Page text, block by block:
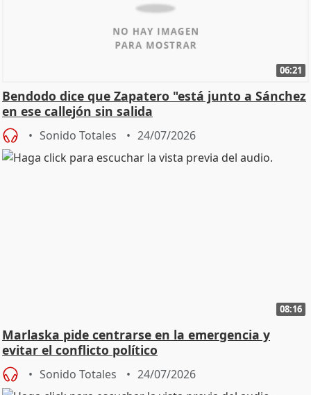
06:21
Bendodo dice que Zapatero "está junto a Sánchez
en ese callejón sin salida
Sonido Totales 24/07/2026
08:16
Marlaska pide centrarse en la emergencia y
evitar el conflicto político
Sonido Totales 24/07/2026